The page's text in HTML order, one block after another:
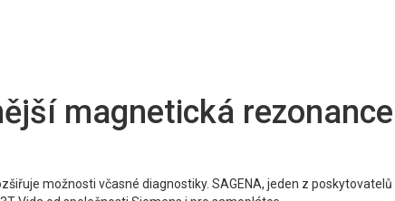
magnetická rezonance
možnosti včasné diagnostiky. SAGENA, jeden z poskytovatelů